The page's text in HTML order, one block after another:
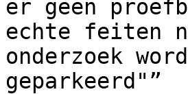
er geen
echte feiten
onderzoek
geparkeerd"”